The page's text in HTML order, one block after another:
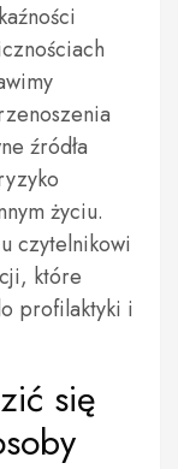
źródła
życiu.
czytelnikowi
które
profilaktyki i
się